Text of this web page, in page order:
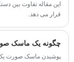
این مقاله تفاوت بین
قرار می دهد.
چگونه یک ماسک
پوشیدن ماسک صورت یک